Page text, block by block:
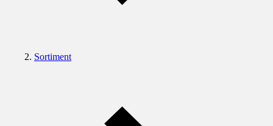
Sortiment